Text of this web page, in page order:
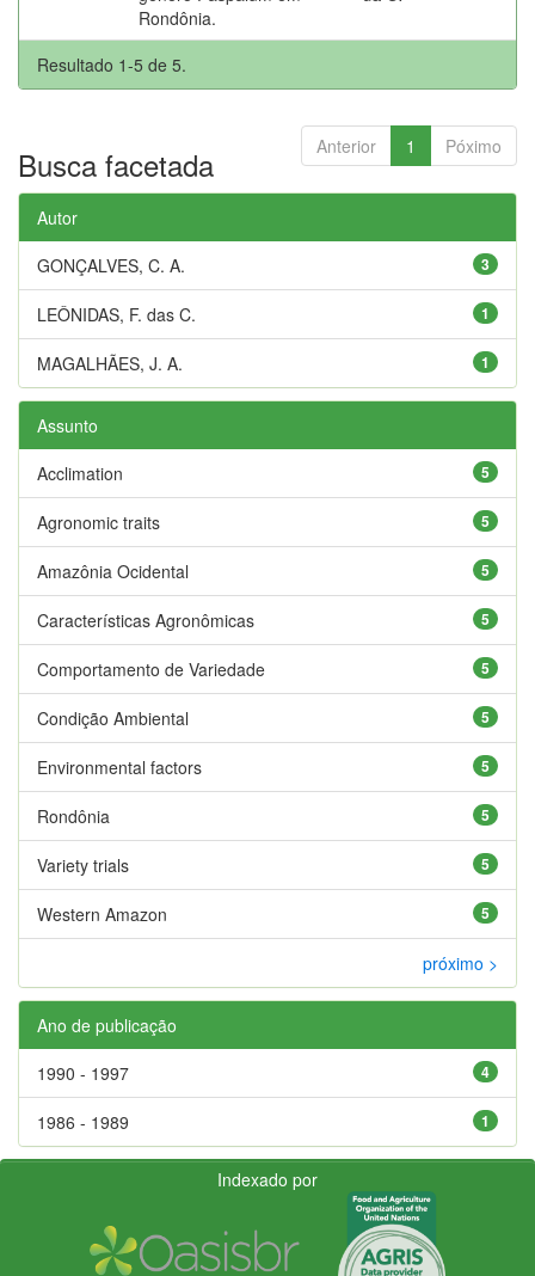
Rondônia.
Resultado 1-5 de 5.
Anterior 1 Póximo
Busca facetada
Autor
3
GONÇALVES, C. A.
1
LEÔNIDAS, F. das C.
1
MAGALHÃES, J. A.
Assunto
5
Acclimation
5
Agronomic traits
5
Amazônia Ocidental
5
Características Agronômicas
5
Comportamento de Variedade
5
Condição Ambiental
5
Environmental factors
5
Rondônia
5
Variety trials
5
Western Amazon
próximo >
Ano de publicação
4
1990 - 1997
1
1986 - 1989
Indexado por